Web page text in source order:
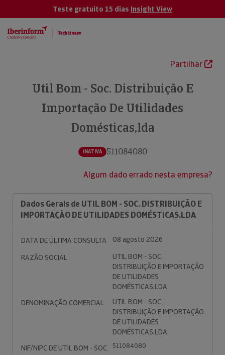
Teste gratuito 15 dias Insight View
Partilhar
Util Bom - Soc. Distribuição E
Importação De Utilidades
Domésticas,lda
INATIVA 511084080
Algum dado errado nesta empresa?
Dados Gerais de UTIL BOM - SOC. DISTRIBUIÇÃO E
IMPORTAÇÃO DE UTILIDADES DOMÉSTICAS,LDA
DATA DE ÚLTIMA CONSULTA
08 agosto 2026
RAZÃO SOCIAL
UTIL BOM - SOC.
DISTRIBUIÇÃO E IMPORTAÇÃO
DE UTILIDADES
DOMÉSTICAS,LDA
DENOMINAÇÃO COMERCIAL
UTIL BOM - SOC.
DISTRIBUIÇÃO E IMPORTAÇÃO
DE UTILIDADES
DOMÉSTICAS,LDA
NIF/NIPC DE UTIL BOM - SOC.
511084080